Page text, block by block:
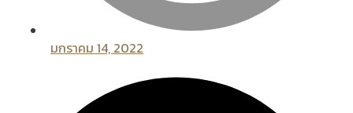
มกราคม 14, 2022